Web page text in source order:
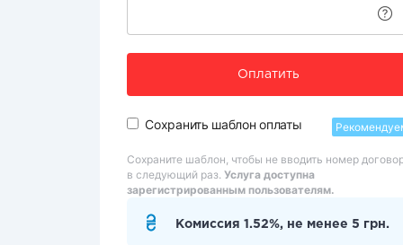
Оплатить
Сохранить шаблон оплаты
Сохраните шаблон, чтобы не вводить номер
в следующий раз. Услуга доступна
зарегистрированным пользователям.
Комиссия 1.52%, не менее 5 грн.